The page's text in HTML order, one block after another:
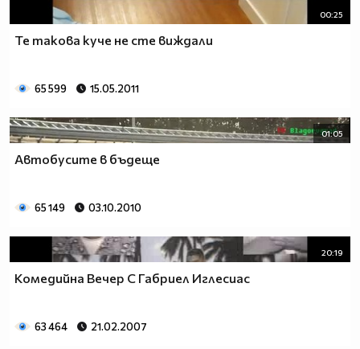
00:25
Те такова куче не сте виждали
65 599 15.05.2011
01:05
Автобусите в бъдеще
65 149 03.10.2010
20:19
Комедийна Вечер С Габриел Иглесиас
63 464 21.02.2007